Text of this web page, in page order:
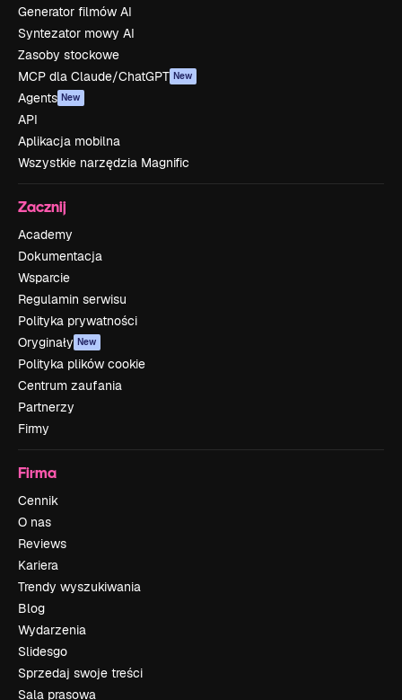
Generator filmów AI
Syntezator mowy AI
Zasoby stockowe
MCP dla Claude/ChatGPT New
Agents New
API
Aplikacja mobilna
Wszystkie narzędzia Magnific
Zacznij
Academy
Dokumentacja
Wsparcie
Regulamin serwisu
Polityka prywatności
Oryginały New
Polityka plików cookie
Centrum zaufania
Partnerzy
Firmy
Firma
Cennik
O nas
Reviews
Kariera
Trendy wyszukiwania
Blog
Wydarzenia
Slidesgo
Sprzedaj swoje treści
Sala prasowa